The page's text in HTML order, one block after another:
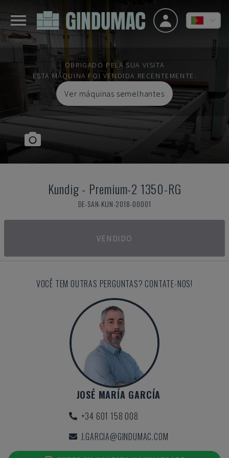
OBRIGADO PELA SUA VISITA
ESTA MÁQUINA FOI VENDIDA RECENTEMENTE.
Ver máquinas semelhantes
Kundig- Premium-2 1350-RG
DE-SAN-KUN-2018-00001
VENDIDO
VOCÊ TEM OUTRAS PERGUNTAS? CONTATE-NOS!
JOSÉ MARÍA GARCÍA
+34 601 158 008
J.GARCIA@GINDUMAC.COM